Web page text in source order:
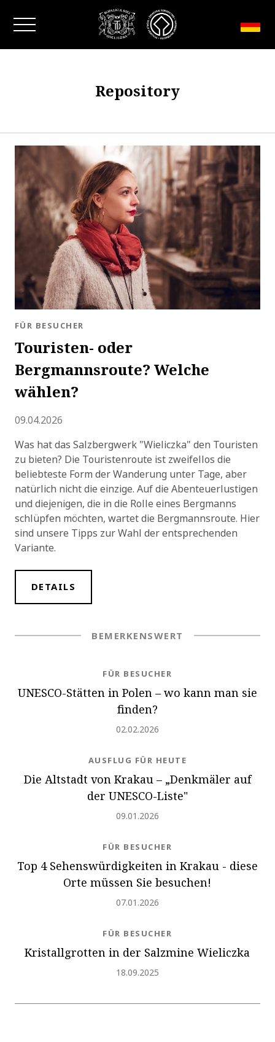
Fenster schließen
Repository
Touristen- oder
Bergmannsroute? Welche
wählen?
BLOG.CATEGORY
FÜR BESUCHER
Hinzugefügt
09.04.2026
Was hat das Salzbergwerk "Wieliczka" den Touristen
zu bieten? Die Touristenroute ist zweifellos die
beliebteste Form der Wanderung unter Tage, aber
natürlich nicht die einzige. Auf die Abenteuerlustigen
und diejenigen, die in die Rolle eines Bergmanns
schlüpfen möchten, wartet die Bergmannsroute. Hier
sind unsere Tipps zur Wahl der entsprechenden
Variante.
DETAILS
BEMERKENSWERT
UNESCO-Stätten in Polen – wo kann man sie
finden?
NEWS.CATEGORY
FÜR BESUCHER
Hinzugefügt
02.02.2026
Die Altstadt von Krakau – „Denkmäler auf
der UNESCO-Liste"
NEWS.CATEGORY
AUSFLUG FÜR HEUTE
Hinzugefügt
09.01.2026
Top 4 Sehenswürdigkeiten in Krakau - diese
Orte müssen Sie besuchen!
NEWS.CATEGORY
FÜR BESUCHER
Hinzugefügt
07.01.2026
Kristallgrotten in der Salzmine Wieliczka
NEWS.CATEGORY
FÜR BESUCHER
Hinzugefügt
18.09.2025